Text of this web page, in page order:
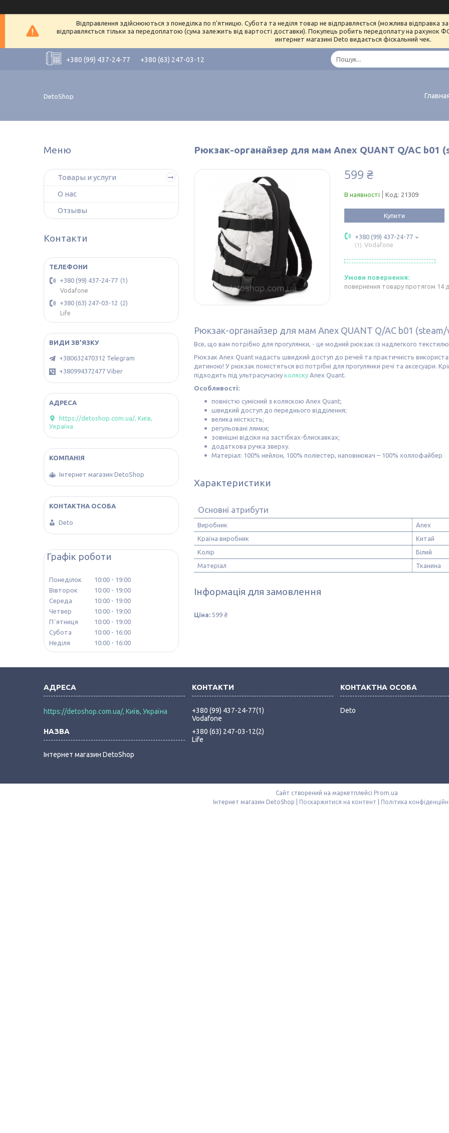
Відправлення здійснюються з понеділка по п'ятницю. Субота та неділя товар не відправляється (можлива відправка
відправляється тільки за передоплатою (сума залежить від вартості доставки). Покупець робить передоплату на рахунок
интернет магазині Deto видається фіскальний чек.
+380 (99) 437-24-77 +380 (63) 247-03-12
DetoShop
Рюкзак-органайзер для мам Anex QUANT Q/AC b01
599 ₴
В наявності Код: 21309
Купити
+380 (99) 437-24-77
1 Vodafone
повернення товару протягом 14
Рюкзак-органайзер для мам Anex QUANT Q/AC b01
Все, що вам потрібно для прогулянки, - це модний рюкзак із надлегкого
Рюкзак Anex Quant надасть швидкий доступ до речей та практичність
дитиною! У рюкзак помістяться всі потрібні для прогулянки речі та аксесуари.
підходить під ультрасучасну коляску Anex Quant.
Особливості:
повністю сумісний з коляскою Anex Quant;
швидкий доступ до переднього відділення;
велика місткість;
регульовані лямки;
зовнішні відсіки на застібках-блискавках;
додаткова ручка зверху.
Матеріал: 100% нейлон, 100% поліестер, наповнювач – 100% холлофайбер
Характеристики
Основні атрибути
Виробник
Anex
Країна виробник
Китай
Колір
Білий
Матеріал
Тканина
Інформація для замовлення
Ціна: 599 ₴
Товары и услуги
О нас
Отзывы
Контакти
+380 (99) 437-24-77
1
Vodafone
+380 (63) 247-03-12
2
Life
+380632470312 Telegram
+380994372477 Viber
https://detoshop.com.ua/, Київ,
Україна
Інтернет магазин DetoShop
Deto
Графік роботи
Понеділок 10:00
19:00
Вівторок
10:00
19:00
Середа
10:00
19:00
Четвер
10:00
19:00
Пʼятниця
10:00
19:00
Субота
10:00
16:00
Неділя
10:00 16:00
https://detoshop.com.ua/, Київ, Україна
Інтернет магазин DetoShop
+380 (99) 437-24-77 1
Vodafone
+380 (63) 247-03-12 2
Life
Deto
Сайт створений на маркетплейсі Prom.ua
Поскаржитися на контент Політика